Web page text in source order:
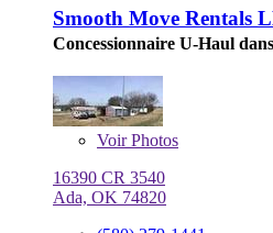
Smooth Move Rentals
Concessionnaire U-Haul
VoirPhotos
16390 CR 3540
Ada, OK 74820